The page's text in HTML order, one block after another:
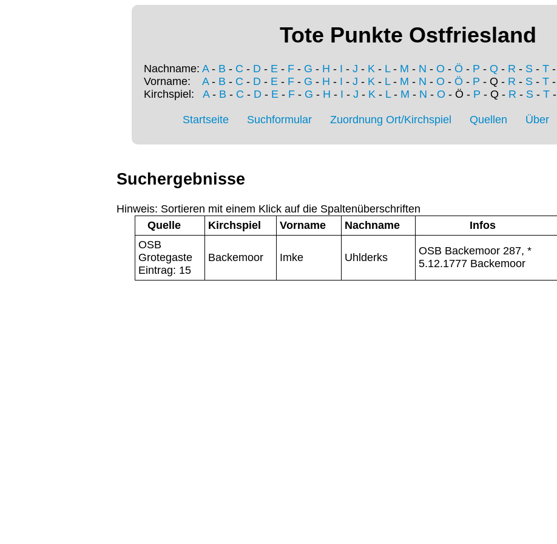
Tote Punkte Ostfriesland
Nachname: A- B - C - D - E - F - G - H - I - J - K - L- M - N - O - Ö - P - Q - R - S - T -
Vorname: A- B - C - D - E - F - G - H - I - J - K - L- M - N - O - Ö - P - Q - R - S - T -
Kirchspiel: A- B - C - D- E- F- G - H - I - J - K- L- M - N - O - Ö - P - Q - R - S- T-
Startseite Suchformular Zuordnung Ort/Kirchspiel Quellen Über
Suchergebnisse
Hinweis: Sortieren mit einem Klick auf die Spaltenüberschriften
Quelle
Kirchspiel Vorname Nachname Infos
OSB
Grotegaste
Eintrag: 15
Backemoor Imke Uhlderks
OSB Backemoor 287, *
5.12.1777 Backemoor